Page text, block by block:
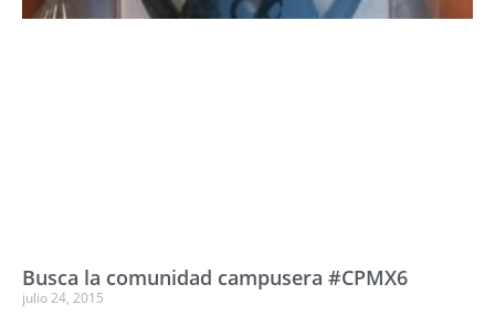
Busca la comunidad campusera #CPMX6
julio 24, 2015